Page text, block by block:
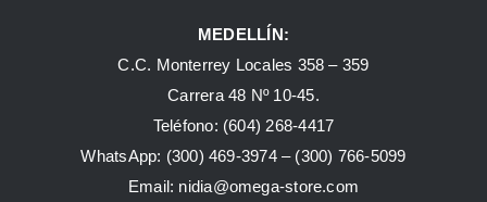
MEDELLÍN:
C.C. Monterrey Locales 358 – 359
Carrera 48 Nº 10-45.
Teléfono: (604) 268-4417
WhatsApp: (300) 469-3974 – (300) 766-5099
Email: nidia@omega-store.com